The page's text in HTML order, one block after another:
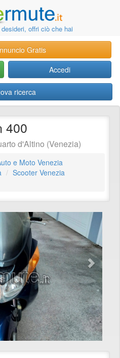
offri ciò che hai
Gratis
Accedi
ricerca
400
d'Altino (Venezia)
e Moto Venezia
Scooter Venezia